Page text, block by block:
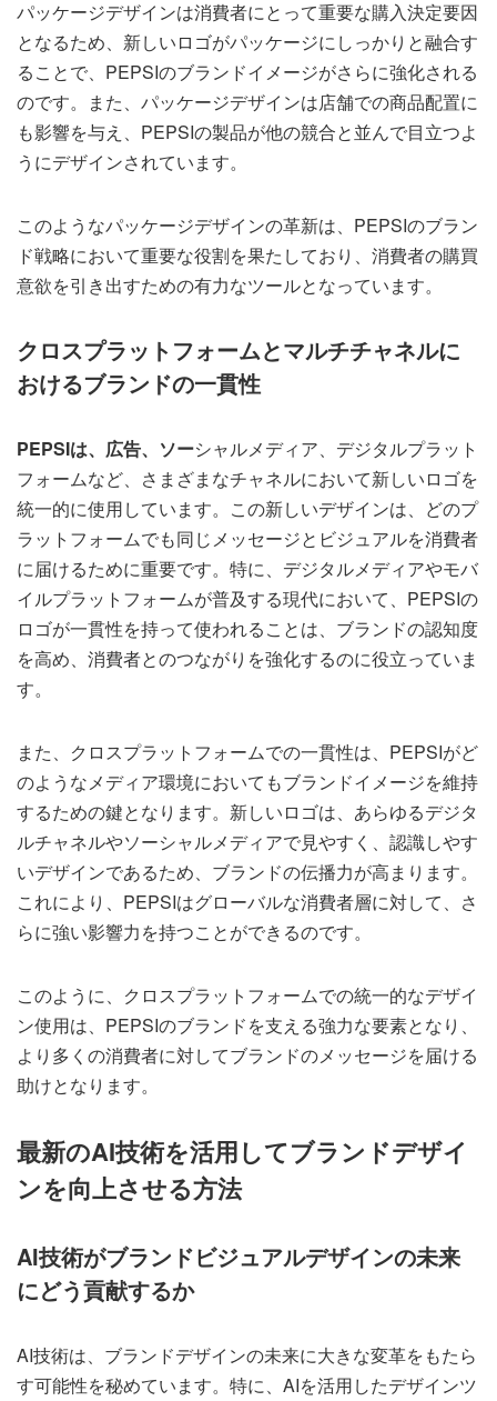
パッケージデザインは消費者にとって重要な購入決定要因
となるため、新しいロゴがパッケージにしっかりと融合す
ることで、PEPSIのブランドイメージがさらに強化される
のです。また、パッケージデザインは店舗での商品配置に
も影響を与え、PEPSIの製品が他の競合と並んで目立つよ
うにデザインされています。
このようなパッケージデザインの革新は、PEPSIのブラン
ド戦略において重要な役割を果たしており、消費者の購買
意欲を引き出すための有力なツールとなっています。
クロスプラットフォームとマルチチャネルに
おけるブランドの一貫性
PEPSIは、広告、ソーシャルメディア、デジタルプラット
フォームなど、さまざまなチャネルにおいて新しいロゴを
統一的に使用しています。この新しいデザインは、どのプ
ラットフォームでも同じメッセージとビジュアルを消費者
に届けるために重要です。特に、デジタルメディアやモバ
イルプラットフォームが普及する現代において、PEPSIの
ロゴが一貫性を持って使われることは、ブランドの認知度
を高め、消費者とのつながりを強化するのに役立っていま
す。
また、クロスプラットフォームでの一貫性は、PEPSIがど
のようなメディア環境においてもブランドイメージを維持
するための鍵となります。新しいロゴは、あらゆるデジタ
ルチャネルやソーシャルメディアで見やすく、認識しやす
いデザインであるため、ブランドの伝播力が高まります。
これにより、PEPSIはグローバルな消費者層に対して、さ
らに強い影響力を持つことができるのです。
このように、クロスプラットフォームでの統一的なデザイ
ン使用は、PEPSIのブランドを支える強力な要素となり、
より多くの消費者に対してブランドのメッセージを届ける
助けとなります。
最新のAI技術を活用してブランドデザイ
ンを向上させる方法
AI技術がブランドビジュアルデザインの未来
にどう貢献するか
AI技術は、ブランドデザインの未来に大きな変革をもたら
す可能性を秘めています。特に、AIを活用したデザインツ